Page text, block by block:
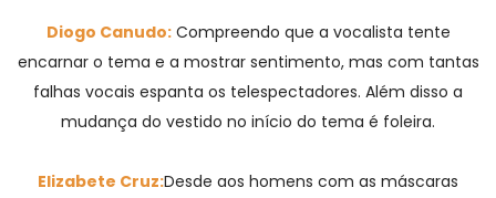
Diogo Canudo:Compreendo que a vocalista tente
encarnar o tema e a mostrar sentimento, mas com tantas
falhas vocais espanta os telespectadores. Além disso a
mudança do vestido no início do tema é foleira.
Elizabete Cruz:Desde aos homens com as máscaras